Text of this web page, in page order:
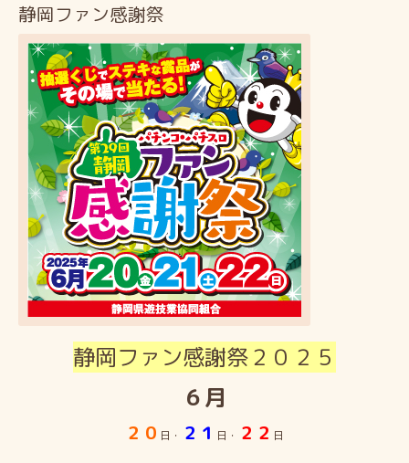
静岡ファン感謝祭
静岡ファン感謝祭２０２５
６月
２０ 日・ ２１ 日・ ２２ 日